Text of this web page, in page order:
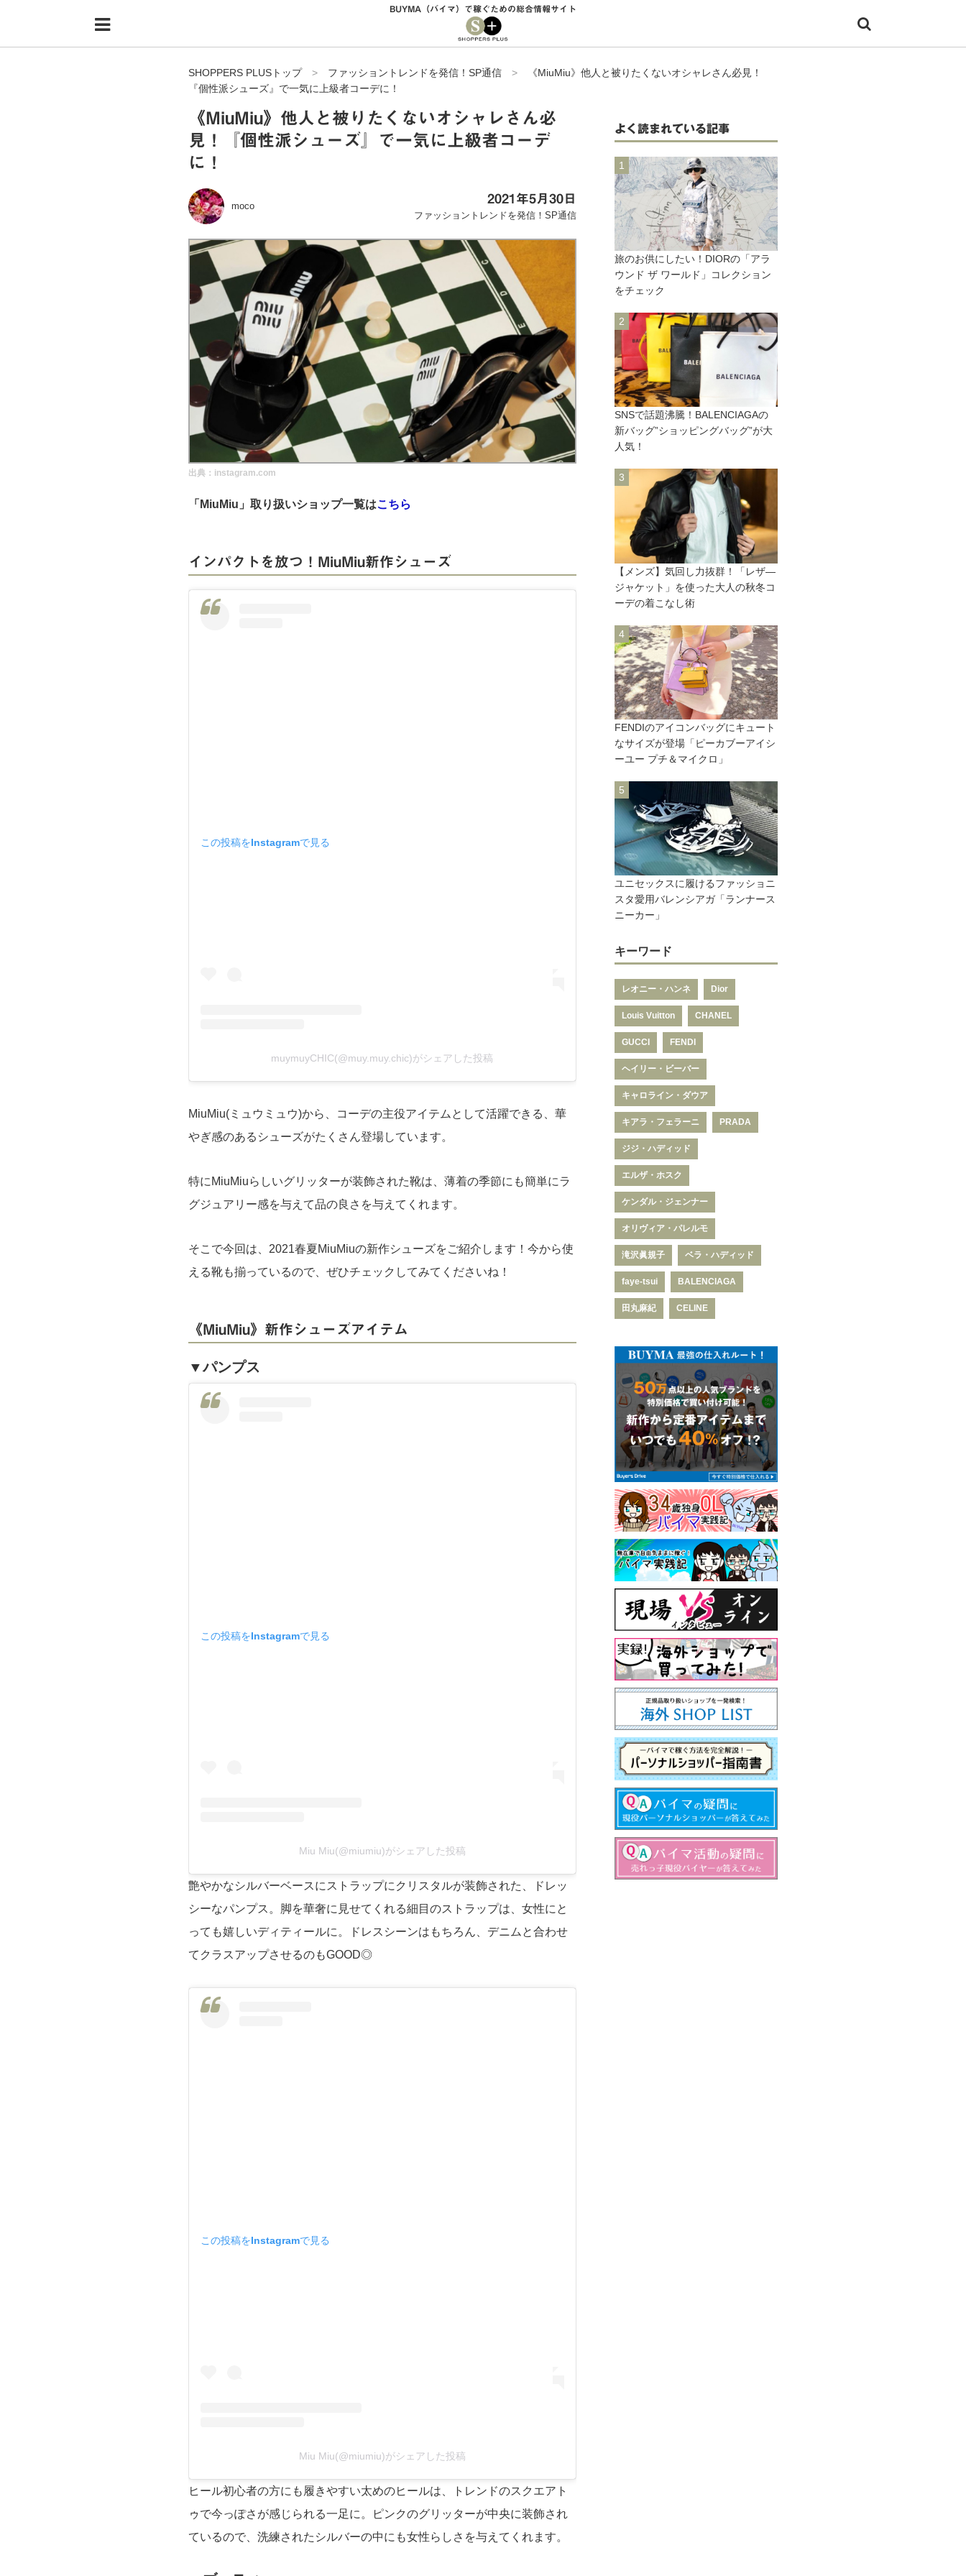
HOME
無在庫で自由気ままに稼ぐ！バイマ実践記
バイマの疑問に現役パーソナルショッパーが答えてみた
バイマ活動の疑問に売れっ子現役バイヤーが答えてみた
BUYMA（バイマ）で稼ぐための総合情報サイト
SHOPPERS PLUSトップ> ファッショントレンドを発信！SP通信 >
《MiuMiu》他人と被りたくないオシャレさん必見！
『個性派シューズ』で一気に上級者コーデに！
《MiuMiu》他人と被りたくないオシャレさん必
見！『個性派シューズ』で一気に上級者コーデ
に！
moco
2021年5月30日
ファッショントレンドを発信！SP通信
出典：instagram.com
「MiuMiu」取り扱いショップ一覧はこちら
インパクトを放つ！MiuMiu新作シューズ
この投稿をInstagramで見る
muymuyCHIC(@muy.muy.chic)がシェアした投稿
MiuMiu(ミュウミュウ)から、コーデの主役アイテムとして活躍できる、華
やぎ感のあるシューズがたくさん登場しています。
特にMiuMiuらしいグリッターが装飾された靴は、薄着の季節にも簡単にラ
グジュアリー感を与えて品の良さを与えてくれます。
そこで今回は、2021春夏MiuMiuの新作シューズをご紹介します！今から使
える靴も揃っているので、ぜひチェックしてみてくださいね！
《MiuMiu》新作シューズアイテム
▼パンプス
この投稿をInstagramで見る
Miu Miu(@miumiu)がシェアした投稿
艶やかなシルバーベースにストラップにクリスタルが装飾された、ドレッ
シーなパンプス。脚を華奢に見せてくれる細目のストラップは、女性にと
っても嬉しいディティールに。ドレスシーンはもちろん、デニムと合わせ
てクラスアップさせるのもGOOD◎
この投稿をInstagramで見る
Miu Miu(@miumiu)がシェアした投稿
ヒール初心者の方にも履きやすい太めのヒールは、トレンドのスクエアト
ゥで今っぽさが感じられる一足に。ピンクのグリッターが中央に装飾され
ているので、洗練されたシルバーの中にも女性らしさを与えてくれます。
よく読まれている記事
旅のお供にしたい！DIORの「アラ
ウンド ザ ワールド」コレクション
をチェック
SNSで話題沸騰！BALENCIAGAの
新バッグ”ショッピングバッグ”が大
人気！
【メンズ】気回し力抜群！「レザ―
ジャケット」を使った大人の秋冬コ
ーデの着こなし術
FENDIのアイコンバッグにキュート
なサイズが登場「ピーカブーアイシ
ーユー プチ＆マイクロ」
ユニセックスに履けるファッショニ
スタ愛用バレンシアガ「ランナース
ニーカー」
キーワード
レオニー・ハンネ Dior
Louis Vuitton CHANEL
GUCCI FENDI
ヘイリー・ビーバー
キャロライン・ダウア
キアラ・フェラーニ PRADA
ジジ・ハディッド
エルザ・ホスク
ケンダル・ジェンナー
オリヴィア・パレルモ
滝沢眞規子 ベラ・ハディッド
faye-tsui BALENCIAGA
田丸麻紀 CELINE